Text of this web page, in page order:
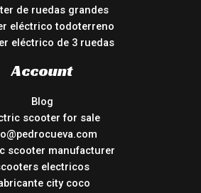
de ruedas grandes
eléctrico todoterreno
eléctrico de 3 ruedas
Account
Blog
scooter for sale
scooter manufacturer
electricos
city coco